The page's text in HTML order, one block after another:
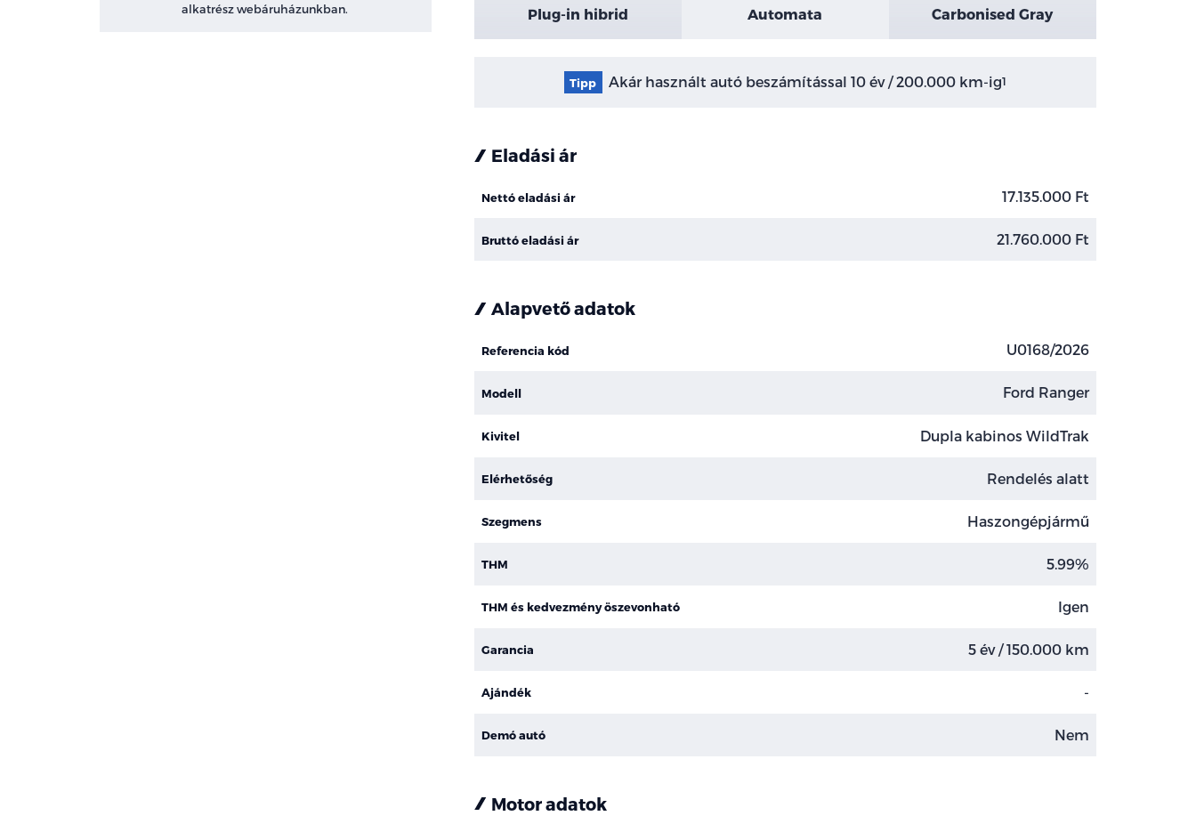
alkatrész webáruházunkban.
Plug-in hibrid Automata Carbonised Gray
Tipp Akár használt autó beszámítással 10 év / 200.000 km-ig1
Eladási ár
Nettó eladási ár 17.135.000 Ft
Bruttó eladási ár 21.760.000 Ft
Alapvető adatok
Referencia kód U0168/2026
Modell Ford Ranger
Kivitel Dupla kabinos WildTrak
Elérhetőség Rendelés alatt
Szegmens Haszongépjármű
THM 5.99%
THM és kedvezmény öszevonható Igen
Garancia 5 év / 150.000 km
Ajándék -
Demó autó Nem
Motor adatok